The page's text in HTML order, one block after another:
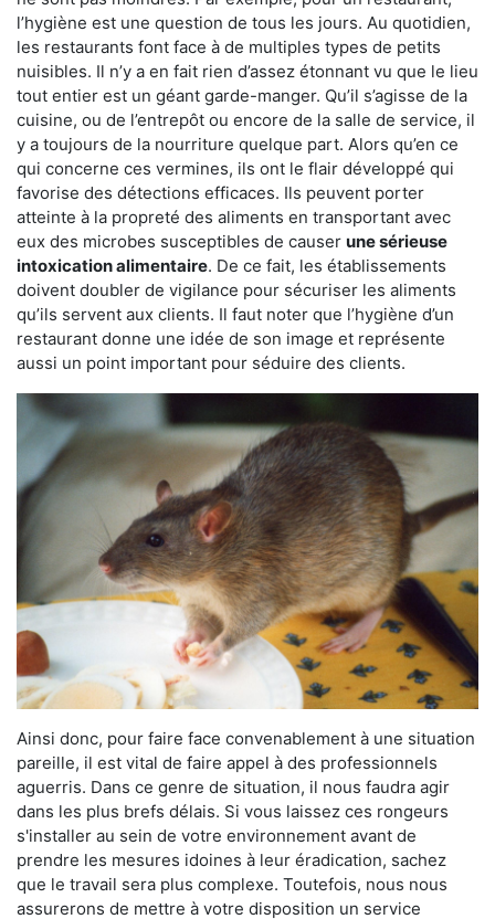
l’hygiène est une question de tous les jours. Au quotidien,
les restaurants font face à de multiples types de petits
nuisibles. Il n’y a en fait rien d’assez étonnant vu que le lieu
tout entier est un géant garde-manger. Qu’il s’agisse de la
cuisine, ou de l’entrepôt ou encore de la salle de service, il
y a toujours de la nourriture quelque part. Alors qu’en ce
qui concerne ces vermines, ils ont le flair développé qui
favorise des détections efficaces. Ils peuvent porter
atteinte à la propreté des aliments en transportant avec
eux des microbes susceptibles de causer une sérieuse
intoxication alimentaire. De ce fait, les établissements
doivent doubler de vigilance pour sécuriser les aliments
qu’ils servent aux clients. Il faut noter que l’hygiène d’un
restaurant donne une idée de son image et représente
aussi un point important pour séduire des clients.
Ainsi donc, pour faire face convenablement à une situation
pareille, il est vital de faire appel à des professionnels
aguerris. Dans ce genre de situation, il nous faudra agir
dans les plus brefs délais. Si vous laissez ces rongeurs
s'installer au sein de votre environnement avant de
prendre les mesures idoines à leur éradication, sachez
que le travail sera plus complexe. Toutefois, nous nous
assurerons de mettre à votre disposition un service